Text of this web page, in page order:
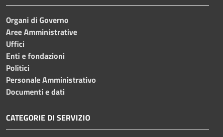
Organi di Governo
Aree Amministrative
Uffici
Enti e fondazioni
Politici
Personale Amministrativo
Documenti e dati
CATEGORIE DI SERVIZIO